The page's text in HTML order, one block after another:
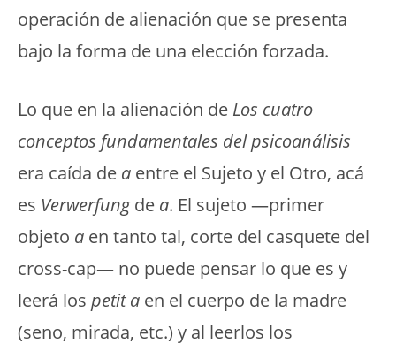
operación de alienación que se presenta
bajo la forma de una elección forzada.
Lo que en la alienación de Los cuatro
conceptos fundamentales del psicoanálisis
era caída de a entre el Sujeto y el Otro, acá
es Verwerfungde a. El sujeto —primer
objeto a en tanto tal, corte del casquete del
cross-cap— no puede pensar lo que es y
leerá los petit a en el cuerpo de la madre
(seno, mirada, etc.) y al leerlos los